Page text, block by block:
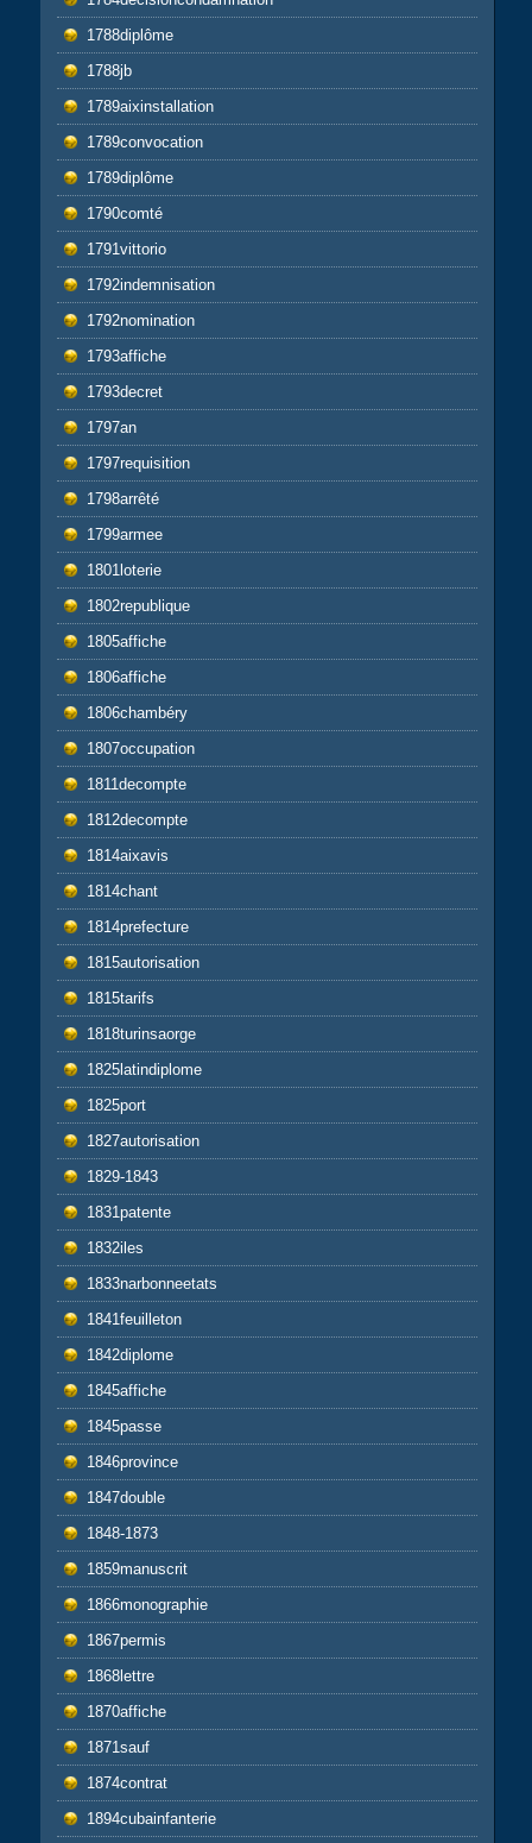
1788diplôme
1788jb
1789aixinstallation
1789convocation
1789diplôme
1790comté
1791vittorio
1792indemnisation
1792nomination
1793affiche
1793decret
1797an
1797requisition
1798arrêté
1799armee
1801loterie
1802republique
1805affiche
1806affiche
1806chambéry
1807occupation
1811decompte
1812decompte
1814aixavis
1814chant
1814prefecture
1815autorisation
1815tarifs
1818turinsaorge
1825latindiplome
1825port
1827autorisation
1829-1843
1831patente
1832iles
1833narbonneetats
1841feuilleton
1842diplome
1845affiche
1845passe
1846province
1847double
1848-1873
1859manuscrit
1866monographie
1867permis
1868lettre
1870affiche
1871sauf
1874contrat
1894cubainfanterie